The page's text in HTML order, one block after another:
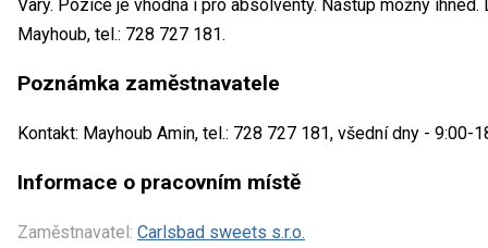
Vary. Pozice je vhodná i pro absolventy. Nástup možný
Mayhoub, tel.: 728 727 181.
Poznámka zaměstnavatele
Kontakt: Mayhoub Amin, tel.: 728 727 181, všední dny - 9:00-
Informace o pracovním místě
Zaměstnavatel: Carlsbad sweets s.r.o.